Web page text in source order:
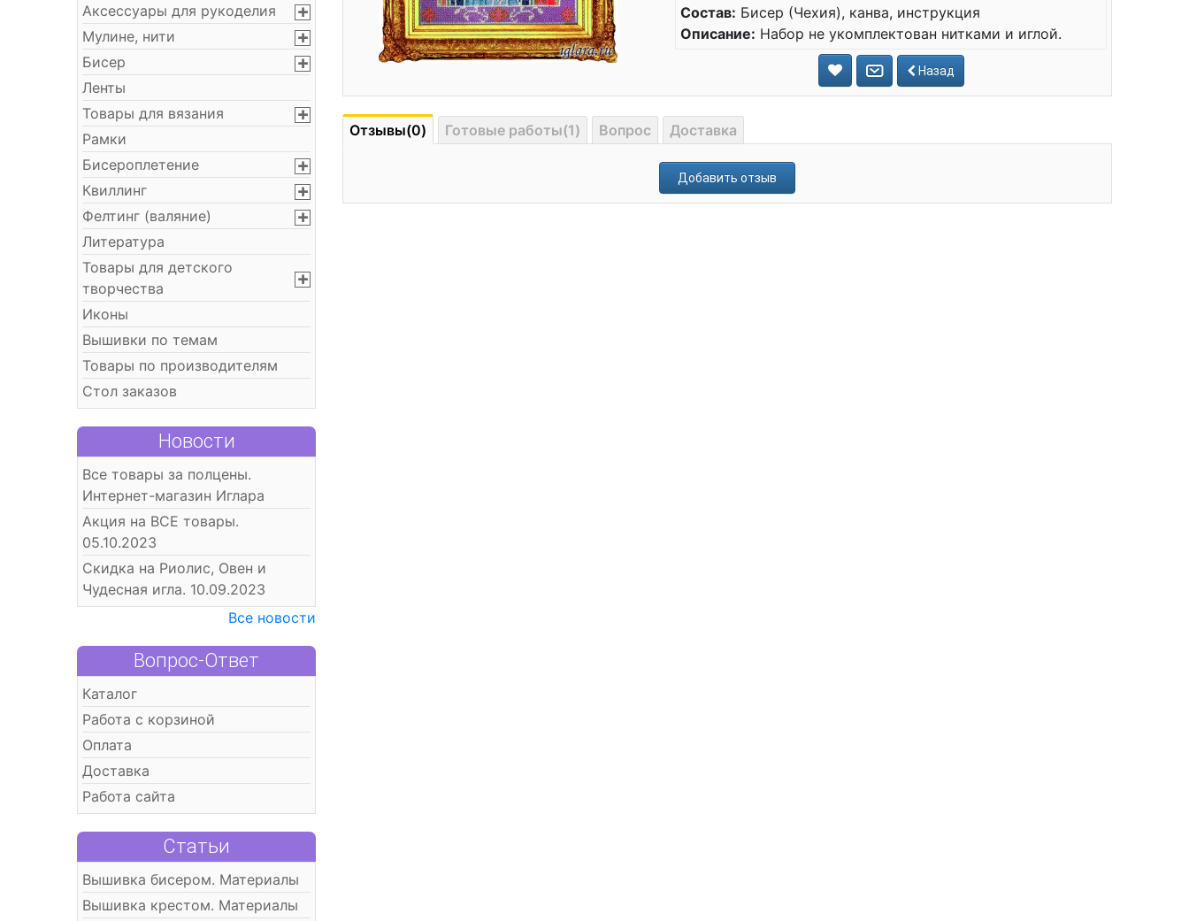
Аксессуары для рукоделия
Мулине, нити
Бисер
Ленты
Товары для вязания
Рамки
Бисероплетение
Квиллинг
Фелтинг (валяние)
Литература
Товары для детского
творчества
Иконы
Вышивки по темам
Товары по производителям
Стол заказов
Новости
Все товары за полцены.
Интернет-магазин Иглара
Акция на ВСЕ товары.
05.10.2023
Скидка на Риолис, Овен и
Чудесная игла. 10.09.2023
Все новости
Вопрос-Ответ
Каталог
Работа с корзиной
Оплата
Доставка
Работа сайта
Статьи
Вышивка бисером. Материалы
Вышивка крестом. Материалы
Состав: Бисер (Чехия), канва, инструкция
Описание: Набор не укомплектован нитками и иглой.
Назад
Отзывы(0) Готовые работы(1) Вопрос Доставка
Добавить отзыв